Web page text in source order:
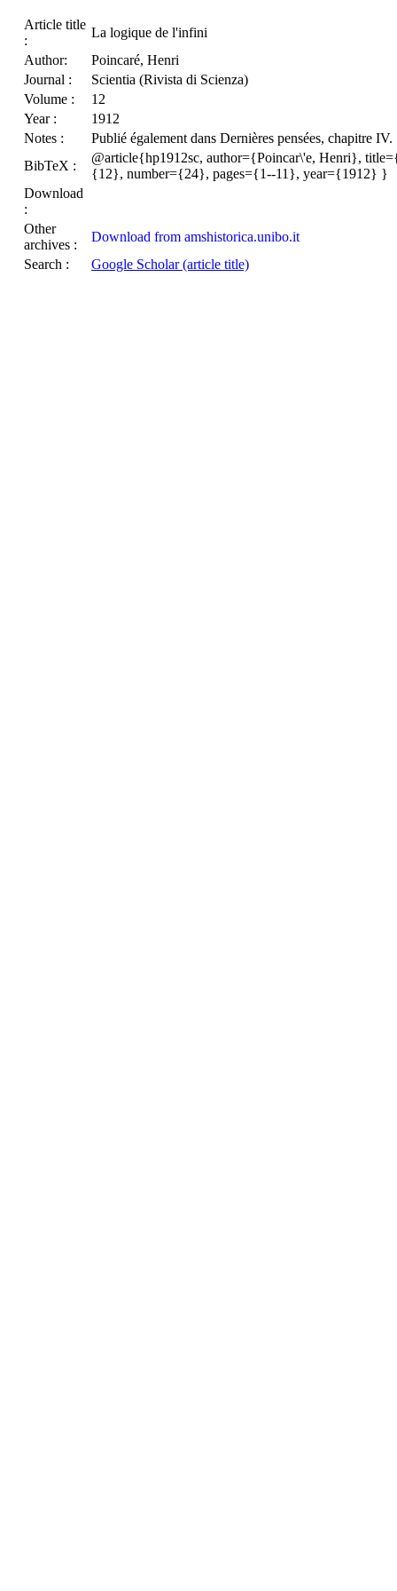
Article title
:
La logique de l'infini
Author:
Poincaré, Henri
Journal :
Scientia (Rivista di Scienza)
Volume :
12
Year :
1912
Notes :
Publié également dans Dernières pensées, chapitre IV.
BibTeX :
@article{hp1912sc, author={Poincar\'e, Henri},
{12}, number={24}, pages={1--11}, year={1912} }
Download
:
Other
archives :
Download from amshistorica.unibo.it
Search :
Google Scholar (article title)